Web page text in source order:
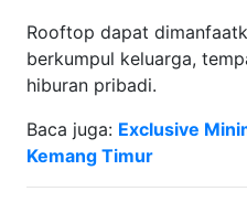
Rooftop dapat
berkumpul keluarga,
hiburan pribadi.
Baca juga: Exclusive
Kemang Timur